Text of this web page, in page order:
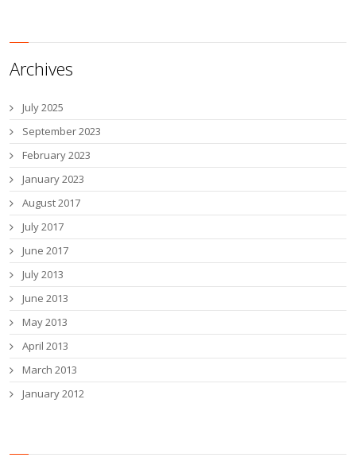
Archives
July 2025
September 2023
February 2023
January 2023
August 2017
July 2017
June 2017
July 2013
June 2013
May 2013
April 2013
March 2013
January 2012